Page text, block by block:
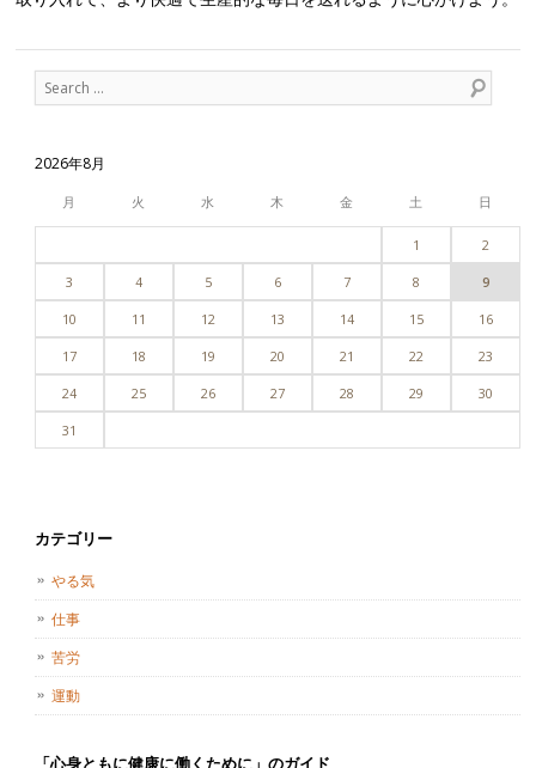
Search
2026年8月
月 火 水 木 金 土 日
1 2
3 4 5 6 7 8 9
10 11 12 13 14 15 16
17 18 19 20 21 22 23
24 25 26 27 28 29 30
31
カテゴリー
やる気
仕事
苦労
運動
「心身ともに健康に働くために」のガイド